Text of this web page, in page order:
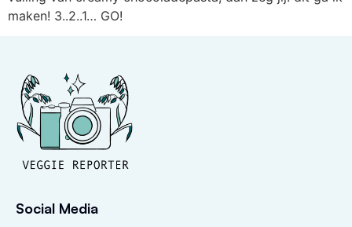
maken! 3..2..1… GO!
Social Media